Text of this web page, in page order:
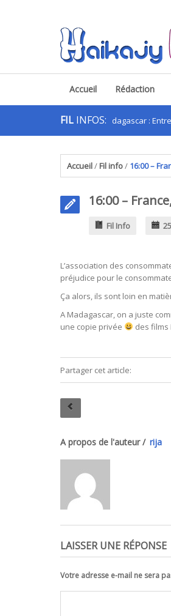
Accueil Rédaction
FIL INFOS:
Les apps VTC à Madagascar : Entre
Accueil/ Fil info/ 16:00 –
16:00 –
Fil Info
L’association des
préjudice pour le
Ça alors, ils sont loin en
A Madagascar, on a juste
une copie privée
des films
Partager cet article:
A propos de l'auteur / rija
LAISSER UNE RÉPONSE
Votre adresse e-mail ne sera